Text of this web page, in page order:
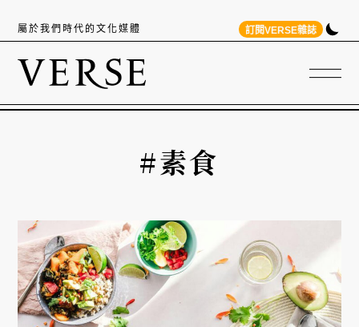
屬於我們時代的文化媒體 訂閱VERSE雜誌
#素食